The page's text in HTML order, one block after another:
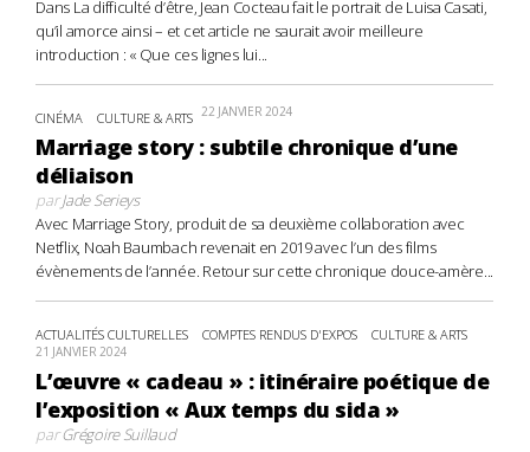
Dans La difficulté d’être, Jean Cocteau fait le portrait de Luisa Casati,
qu’il amorce ainsi – et cet article ne saurait avoir meilleure
introduction : « Que ces lignes lui...
CINÉMA CULTURE & ARTS 22 JANVIER 2024
Marriage story : subtile chronique d’une
déliaison
parJade Serieys
Avec Marriage Story, produit de sa deuxième collaboration avec
Netflix, Noah Baumbach revenait en 2019 avec l’un des films
évènements de l’année. Retour sur cette chronique douce-amère...
ACTUALITÉS CULTURELLES COMPTES RENDUS D'EXPOS CULTURE & ARTS
21 JANVIER 2024
L’œuvre « cadeau » : itinéraire poétique de
l’exposition « Aux temps du sida »
parGrégoire Suillaud